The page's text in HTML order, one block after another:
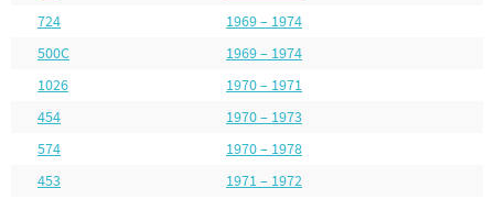
724
1969 – 1974
500C
1969 – 1974
1026
1970 – 1971
454
1970 – 1973
574
1970 – 1978
453
1971 – 1972